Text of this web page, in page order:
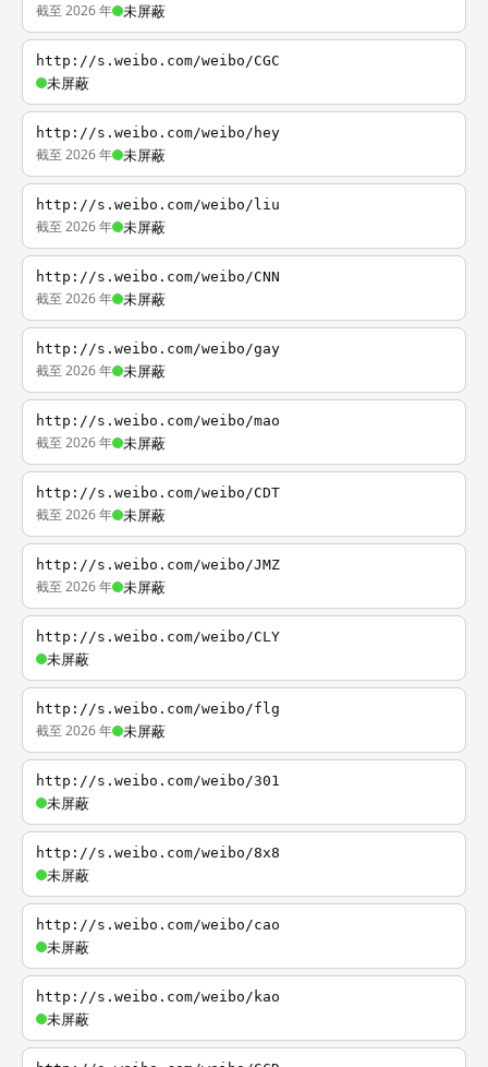
截至 2026 年 未屏蔽
http://s.weibo.com/weibo/CGC
未屏蔽
http://s.weibo.com/weibo/hey
截至 2026 年 未屏蔽
http://s.weibo.com/weibo/liu
截至 2026 年 未屏蔽
http://s.weibo.com/weibo/CNN
截至 2026 年 未屏蔽
http://s.weibo.com/weibo/gay
截至 2026 年 未屏蔽
http://s.weibo.com/weibo/mao
截至 2026 年 未屏蔽
http://s.weibo.com/weibo/CDT
截至 2026 年 未屏蔽
http://s.weibo.com/weibo/JMZ
截至 2026 年 未屏蔽
http://s.weibo.com/weibo/CLY
未屏蔽
http://s.weibo.com/weibo/flg
截至 2026 年 未屏蔽
http://s.weibo.com/weibo/301
未屏蔽
http://s.weibo.com/weibo/8x8
未屏蔽
http://s.weibo.com/weibo/cao
未屏蔽
http://s.weibo.com/weibo/kao
未屏蔽